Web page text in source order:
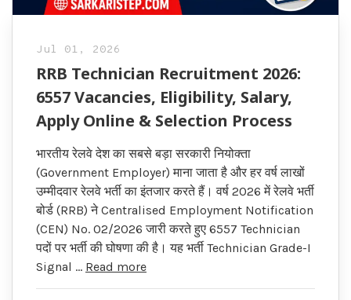
Jul 01, 2026
RRB Technician Recruitment 2026:
6557 Vacancies, Eligibility, Salary,
Apply Online & Selection Process
भारतीय रेलवे देश का सबसे बड़ा सरकारी नियोक्ता
(Government Employer) माना जाता है और हर वर्ष लाखों
उम्मीदवार रेलवे भर्ती का इंतजार करते हैं। वर्ष 2026 में रेलवे भर्ती
बोर्ड (RRB) ने Centralised Employment Notification
(CEN) No. 02/2026 जारी करते हुए 6557 Technician
पदों पर भर्ती की घोषणा की है। यह भर्ती Technician Grade-I
Signal … Read more